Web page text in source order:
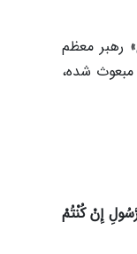
رهبر معظم
مبعوث شده،
إِنْ کُنْتُمْ